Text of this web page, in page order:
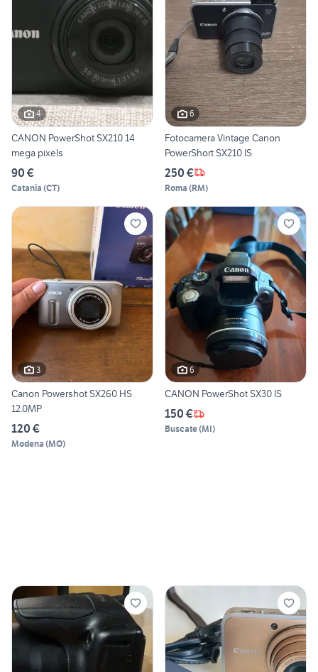
4
CANON PowerShot SX210 14
mega pixels
90 €
Catania (CT)
6
Fotocamera Vintage Canon
PowerShort SX210 IS
250 €
Roma (RM)
3
Canon Powershot SX260 HS
12.0MP
120 €
Modena (MO)
6
CANON PowerShot SX30 IS
150 €
Buscate(MI)